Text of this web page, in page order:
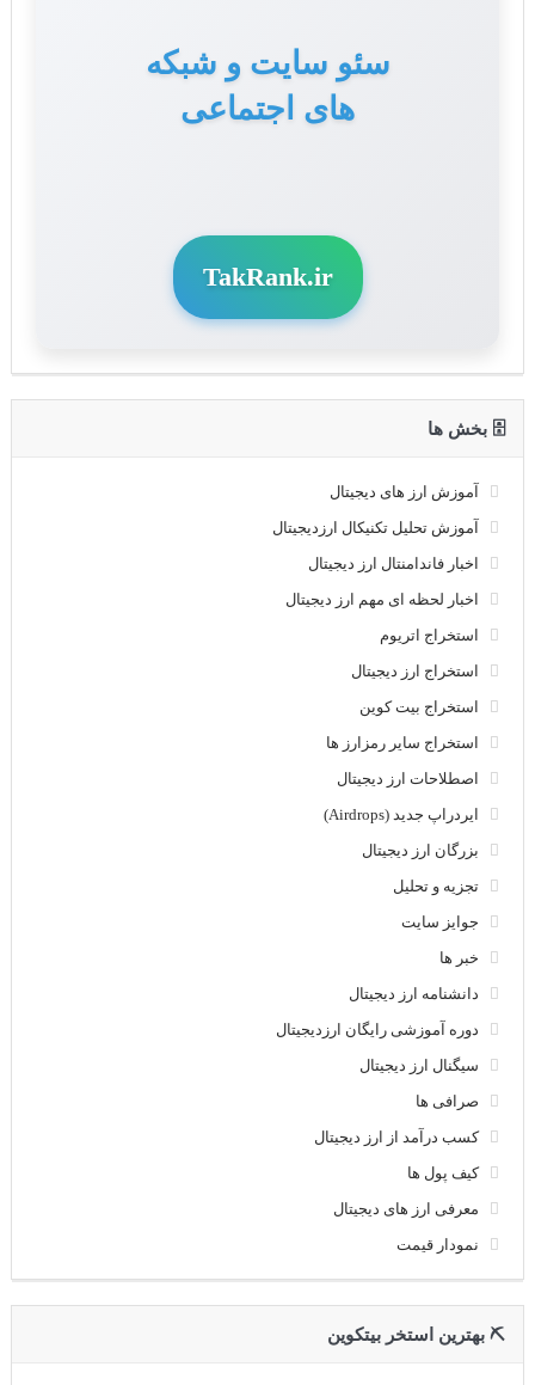
سئو سایت و شبکه
های اجتماعی
TakRank.ir
🗄 بخش ها
آموزش ارز های دیجیتال
آموزش تحلیل تکنیکال ارزدیجیتال
اخبار فاندامنتال ارز دیجیتال
اخبار لحظه ای مهم ارز دیجیتال
استخراج اتریوم
استخراج ارز دیجیتال
استخراج بیت کوین
استخراج سایر رمزارز ها
اصطلاحات ارز دیجیتال
ایردراپ جدید (Airdrops)
بزرگان ارز دیجیتال
تجزیه و تحلیل
جوایز سایت
خبر ها
دانشنامه ارز دیجیتال
دوره آموزشی رایگان ارزدیجیتال
سیگنال ارز دیجیتال
صرافی ها
کسب درآمد از ارز دیجیتال
کیف پول ها
معرفی ارز های دیجیتال
نمودار قیمت
⛏ بهترین استخر بیتکوین